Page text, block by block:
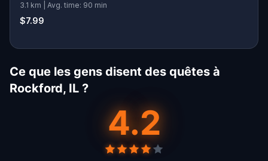
3.1 km | Avg. time: 90 min
$7.99
Ce que les gens disent des quêtes à
Rockford, IL ?
4.2